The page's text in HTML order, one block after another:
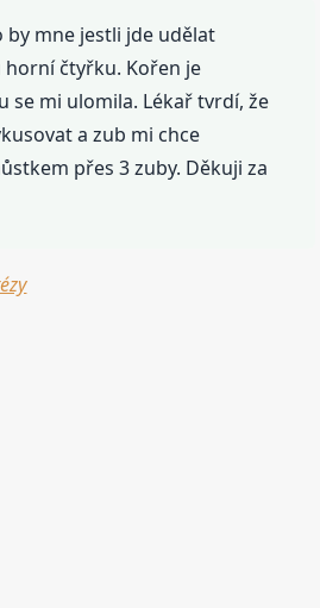
by mne jestli jde udělat
čtyřku. Kořen je
se mi ulomila. Lékař tvrdí, že
a zub mi chce
přes 3 zuby. Děkuji za